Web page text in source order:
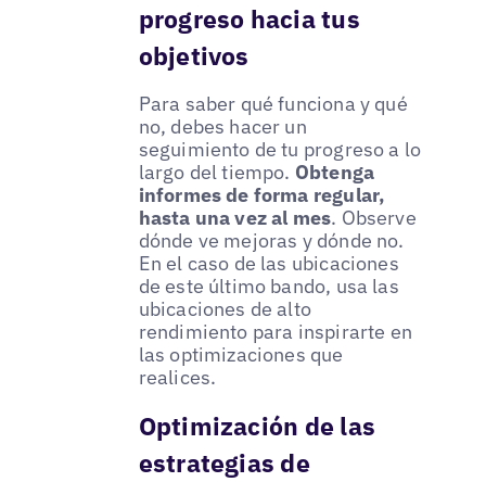
progreso hacia tus
objetivos
Para saber qué funciona y qué
no, debes hacer un
seguimiento de tu progreso a lo
largo del tiempo. Obtenga
informes de forma regular,
hasta una vez al mes. Observe
dónde ve mejoras y dónde no.
En el caso de las ubicaciones
de este último bando, usa las
ubicaciones de alto
rendimiento para inspirarte en
las optimizaciones que
realices.
Optimización de las
estrategias de